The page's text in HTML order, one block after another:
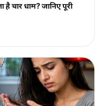
है चार धाम? जानिए पूरी